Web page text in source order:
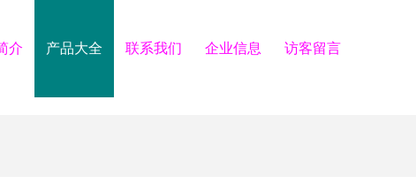
介 产品大全 联系我们 企业信息 访客留言